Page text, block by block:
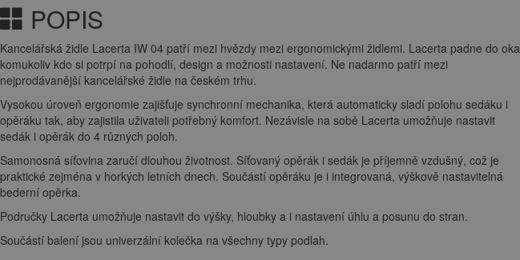
POPIS
Kancelářská židle Lacerta IW 04 patří mezi hvězdy mezi ergonomickými židlemi. Lacerta padne do oka
komukoliv kdo si potrpí na pohodlí, design a možnosti nastavení. Ne nadarmo patří mezi
nejprodávanější kancelářské židle na českém trhu.
Vysokou úroveň ergonomie zajišťuje synchronní mechanika, která automaticky sladí polohu sedáku i
opěráku tak, aby zajistila uživateli potřebný komfort. Nezávisle na sobě Lacerta umožňuje nastavit
sedák i opěrák do 4 různých poloh.
Samonosná síťovina zaručí dlouhou životnost. Síťovaný opěrák i sedák je příjemně vzdušný, což je
praktické zejména v horkých letních dnech. Součástí opěráku je i integrovaná, výškově nastavitelná
bederní opěrka.
Područky Lacerta umožňuje nastavit do výšky, hloubky a i nastavení úhlu a posunu do stran.
Součástí balení jsou univerzální kolečka na všechny typy podlah.